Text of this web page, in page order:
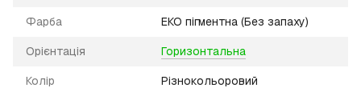
Фарба ЕКО пігментна (Без запаху)
Орієнтація Горизонтальна
Колір Різнокольоровий